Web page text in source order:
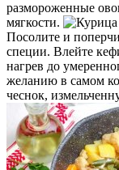
размороженные
мягкости.
Посолите и
специи. Влейте
нагрев до
желанию в самом
чеснок,